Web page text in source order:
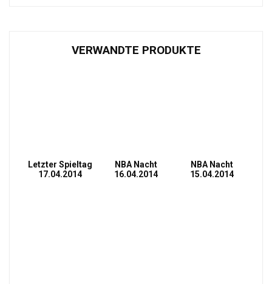
VERWANDTE PRODUKTE
Letzter Spieltag
17.04.2014
NBA Nacht
16.04.2014
NBA Nacht
15.04.2014